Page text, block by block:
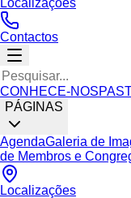
Localizações
Contactos
CONHECE-NOS
PÁGINAS
AgendaGaleria de
de Membros e
Localizações